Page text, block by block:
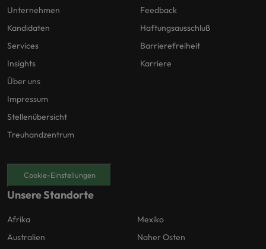
Unternehmen
Kandidaten
Services
Insights
Über uns
Impressum
Stellenübersicht
Treuhandzentrum
Feedback
Haftungsausschluß
Barrierefreiheit
Karriere
Cookie-Einstellungen
Unsere Standorte
Afrika
Australien
Mexiko
Naher Osten